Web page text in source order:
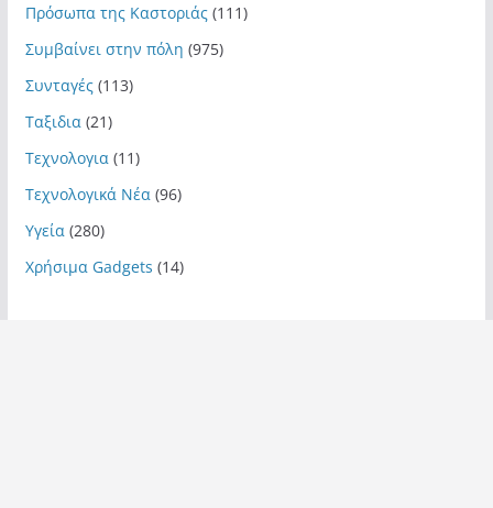
Πρόσωπα της Καστοριάς(111)
Συμβαίνει στην πόλη (975)
Συνταγές(113)
Ταξιδια (21)
Τεχνολογια (11)
Τεχνολογικά Νέα (96)
Υγεία (280)
Χρήσιμα Gadgets (14)